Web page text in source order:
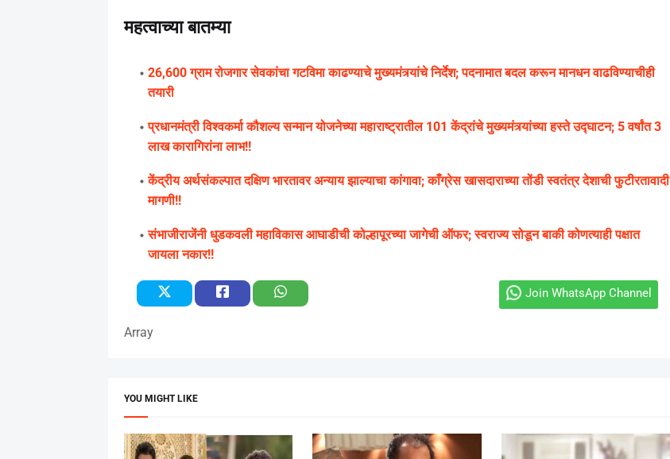
महत्वाच्या बातम्या
26,600 ग्राम रोजगार सेवकांचा गटविमा काढण्याचे मुख्यमंत्र्यांचे निर्देश; पदनामात बदल करून मानधन वाढविण्याचीही
तयारी
प्रधानमंत्री विश्वकर्मा कौशल्य सन्मान योजनेच्या महाराष्ट्रातील 101 केंद्रांचे मुख्यमंत्र्यांच्या हस्ते उद्घाटन; 5 वर्षांत 3
लाख कारागिरांना लाभ!!
केंद्रीय अर्थसंकल्पात दक्षिण भारतावर अन्याय झाल्याचा कांगावा; काँग्रेस खासदाराच्या तोंडी स्वतंत्र देशाची फुटीरतावादी
मागणी!!
संभाजीराजेंनी धुडकवली महाविकास आघाडीची कोल्हापूरच्या जागेची ऑफर; स्वराज्य सोडून बाकी कोणत्याही पक्षात
जायला नकार!!
Join WhatsApp Channel
Array
YOU MIGHT LIKE